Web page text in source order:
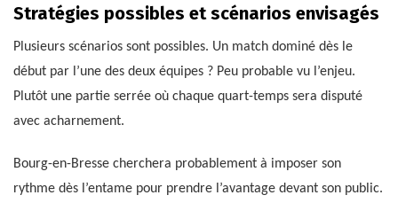
Stratégies possibles et scénarios envisagés
Plusieurs scénarios sont possibles. Un match dominé dès le
début par l’une des deux équipes ? Peu probable vu l’enjeu.
Plutôt une partie serrée où chaque quart-temps sera disputé
avec acharnement.
Bourg-en-Bresse cherchera probablement à imposer son
rythme dès l’entame pour prendre l’avantage devant son public.